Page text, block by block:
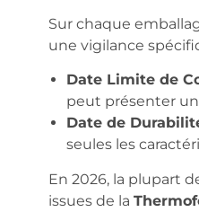
Sur chaque
une vigilance
Date Limite de
peut présenter
Date de
seules les
En 2026, la plupart
issues de la